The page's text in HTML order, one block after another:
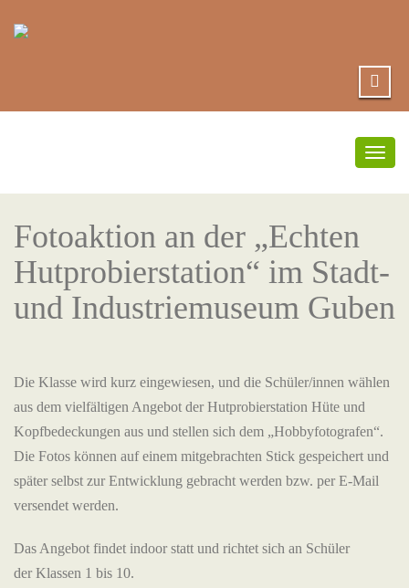
Fotoaktion an der „Echten
Hutprobierstation“ im Stadt-
und Industriemuseum Guben
Die Klasse wird kurz eingewiesen, und die Schüler/innen wählen
aus dem vielfältigen Angebot der Hutprobierstation Hüte und
Kopfbedeckungen aus und stellen sich dem „Hobbyfotografen“.
Die Fotos können auf einem mitgebrachten Stick gespeichert und
später selbst zur Entwicklung gebracht werden bzw. per E-Mail
versendet werden.
Das Angebot findet indoor statt und richtet sich an Schüler
der Klassen 1 bis 10.